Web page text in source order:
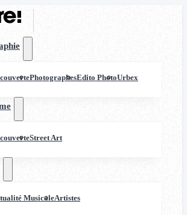
PhotographesEdito PhotoUrbex
Street Art
MusicaleArtistes